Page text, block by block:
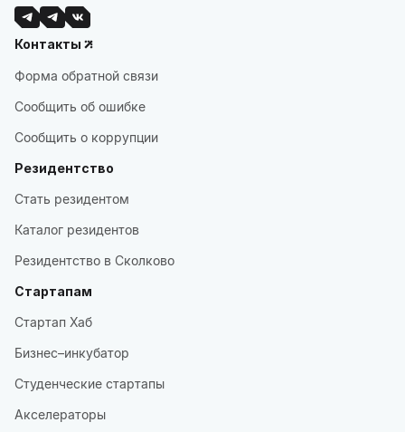
Контакты
Форма обратной связи
Сообщить об ошибке
Сообщить о коррупции
Резидентство
Стать резидентом
Каталог резидентов
Резидентство в Сколково
Стартапам
Стартап Хаб
Бизнес–инкубатор
Студенческие стартапы
Акселераторы